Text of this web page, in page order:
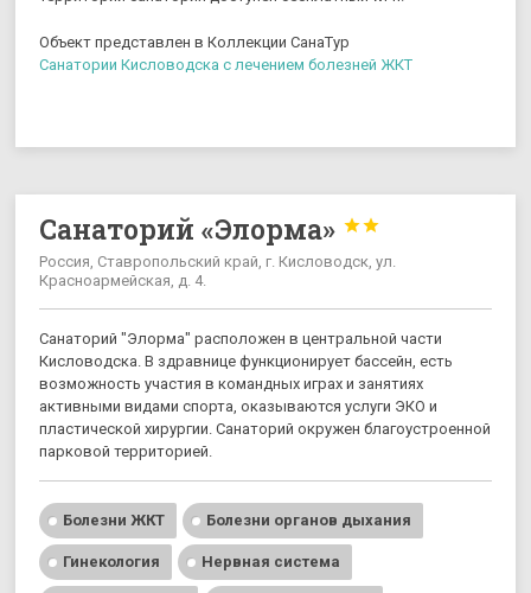
Объект представлен в Коллекции СанаТур
Санатории Кисловодска с лечением болезней ЖКТ
Санаторий «Элорма» 

Россия, Ставропольский край, г. Кисловодск, ул.
Красноармейская, д. 4.
Санаторий "Элорма" расположен в центральной части
Кисловодска. В здравнице функционирует бассейн, есть
возможность участия в командных играх и занятиях
активными видами спорта, оказываются услуги ЭКО и
пластической хирургии. Санаторий окружен благоустроенной
парковой территорией.
Болезни ЖКТ Болезни органов дыхания
Гинекология Нервная система